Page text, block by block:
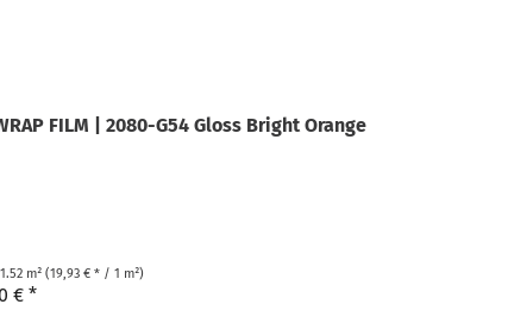
FILM | 2080-G54 Gloss Bright Orange
1.52 m²(19,93 € * / 1 m²)
€ *